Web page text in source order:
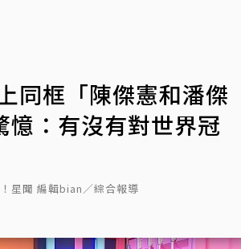
同框「陳傑憲和潘傑
憶：有沒有對世界冠
星聞 編輯bian／綜合報導